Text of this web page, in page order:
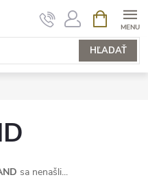
HĽADAŤ
KOŠÍK
sa nenašli...